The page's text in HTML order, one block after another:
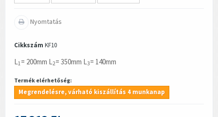
Nyomtatás
Cikkszám KF10
L 1= 200mm L 2= 350mm L 3= 140mm
Termék elérhetőség:
Megrendelésre, várható kiszállítás 4 munkanap